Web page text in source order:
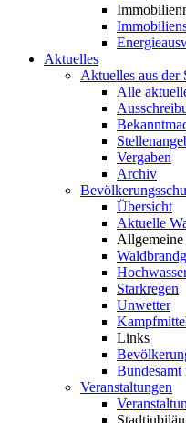
Aktuelles
Aktuelles aus der
Alle
Vergaben
Archiv
Übersicht
Aktuelle
Starkregen
Unwetter
Links
Veranstaltungen